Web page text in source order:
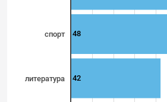
спорт
литература
48
42